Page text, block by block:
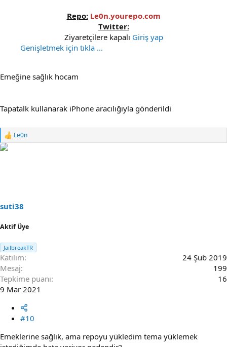
Repo: Le0n.yourepo.com
Twitter:
Ziyaretçilere kapalı Giriş yap
Genişletmek için tıkla ...
Emeğine sağlık hocam
Tapatalk kullanarak iPhone aracılığıyla gönderildi
R
e
:
Le0n
suti38
Aktif Üye
JailbreakTR
Katılım
24 Şub 2019
Mesaj
199
Tepkime puanı
16
9 Mar 2021
#10
Emeklerine sağlık, ama repoyu yükledim tema yüklemek